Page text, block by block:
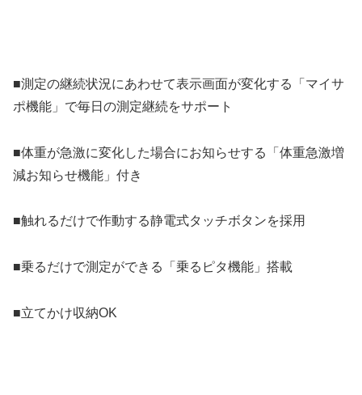
■測定の継続状況にあわせて表示画面が変化する「マイサ
ポ機能」で毎日の測定継続をサポート
■体重が急激に変化した場合にお知らせする「体重急激増
減お知らせ機能」付き
■触れるだけで作動する静電式タッチボタンを採用
■乗るだけで測定ができる「乗るピタ機能」搭載
■立てかけ収納OK